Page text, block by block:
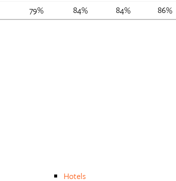
79% 84% 84% 86%
Hotels